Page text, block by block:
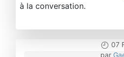
à la conversation.
07
par